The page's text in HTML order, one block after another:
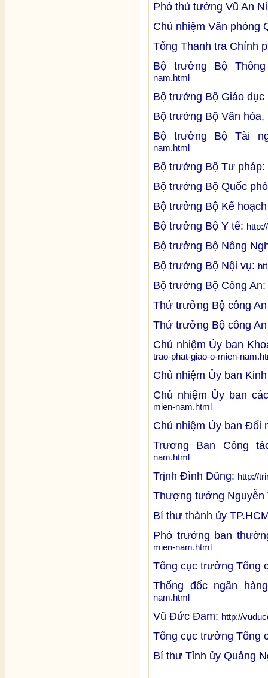
Phó thủ tướng Vũ An
Chủ nhiệm Văn phòng
Tổng Thanh tra Chính
Bộ trưởng Bộ
nam.html
Bộ trưởng Bộ Giáo
Bộ trưởng Bộ Văn
Bộ trưởng Bộ Tài
nam.html
Bộ trưởng Bộ Tư pháp:
Bộ trưởng Bộ Quốc
Bộ trưởng Bộ Kế
Bộ trưởng Bộ Y tế:
Bộ trưởng Bộ Nông
Bộ trưởng Bộ Nội vụ:
Bộ trưởng Bộ Công An:
Thứ trưởng Bộ công
Thứ trưởng Bộ công
Chủ nhiệm Ủy ban
trao-phat-giao-o-mien-
Chủ nhiệm Ủy ban
Chủ nhiệm Ủy ban
mien-nam.html
Chủ nhiệm Ủy ban Đối
Trương Ban Công
nam.html
Trịnh Đình Dũng: http://
Thượng tướng
Bí thư thành ủy
Phó trưởng ban
mien-nam.html
Tổng cục trưởng Tổng
Thống đốc ngân
nam.html
Vũ Đức Đam: http://
Tổng cục trưởng Tổng
Bí thư Tỉnh ủy Quảng